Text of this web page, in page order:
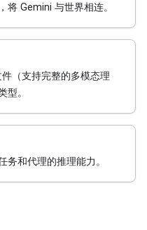
将 Gemini 与世界相连。
（支持完整的多模态理
型。
务和代理的推理能力。